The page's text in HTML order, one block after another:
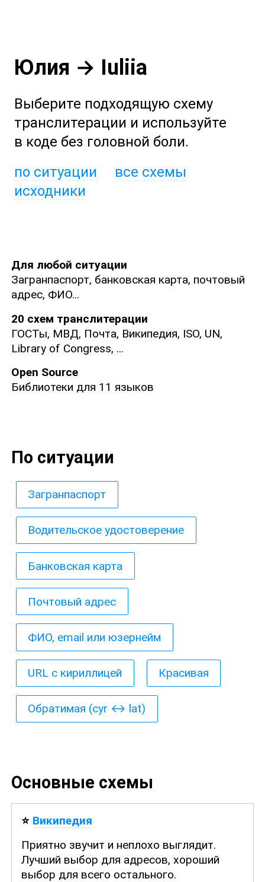
Юлия → Iuliia
Выберите подходящую схему
транслитерации и используйте
в коде без головной боли.
по ситуации
все схемы
исходники
Для любой ситуации
Загранпаспорт, банковская карта, почтовый
адрес, ФИО...
20 схем транслитерации
ГОСТы, МВД, Почта, Википедия, ISO, UN,
Library of Congress, ...
Open Source
Библиотеки для 11 языков
По ситуации
Загранпаспорт
Водительское удостоверение
Банковская карта
Почтовый адрес
ФИО, email или юзернейм
URL с кириллицей Красивая
Обратимая (cyr ↔ lat)
Основные схемы
⭐ Википедия
Приятно звучит и неплохо выглядит.
Лучший выбор для адресов, хороший
выбор для всего остального.